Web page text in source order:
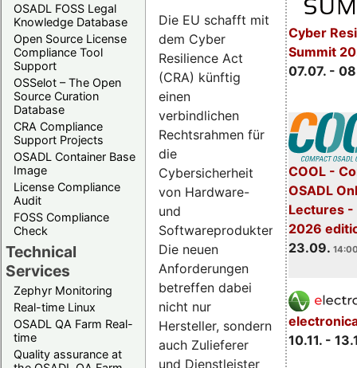
OSADL FOSS Legal
Knowledge Database
Open Source License
Compliance Tool
Support
OSSelot – The Open
Source Curation
Database
CRA Compliance
Support Projects
OSADL Container Base
Image
License Compliance
Audit
FOSS Compliance
Check
Technical
Services
Zephyr Monitoring
Real-time Linux
OSADL QA Farm Real-
time
Quality assurance at
Cyber
Summit
07.07. -
COOL -
OSADL
Lectures -
2026
23.09.
10.11. -
Die EU schafft mit
dem Cyber
Resilience Act
(CRA) künftig
einen
verbindlichen
Rechtsrahmen für
die
Cybersicherheit
von Hardware-
und
Softwareprodukten.
Die neuen
Anforderungen
betreffen dabei
nicht nur
Hersteller, sondern
auch Zulieferer
und Dienstleister